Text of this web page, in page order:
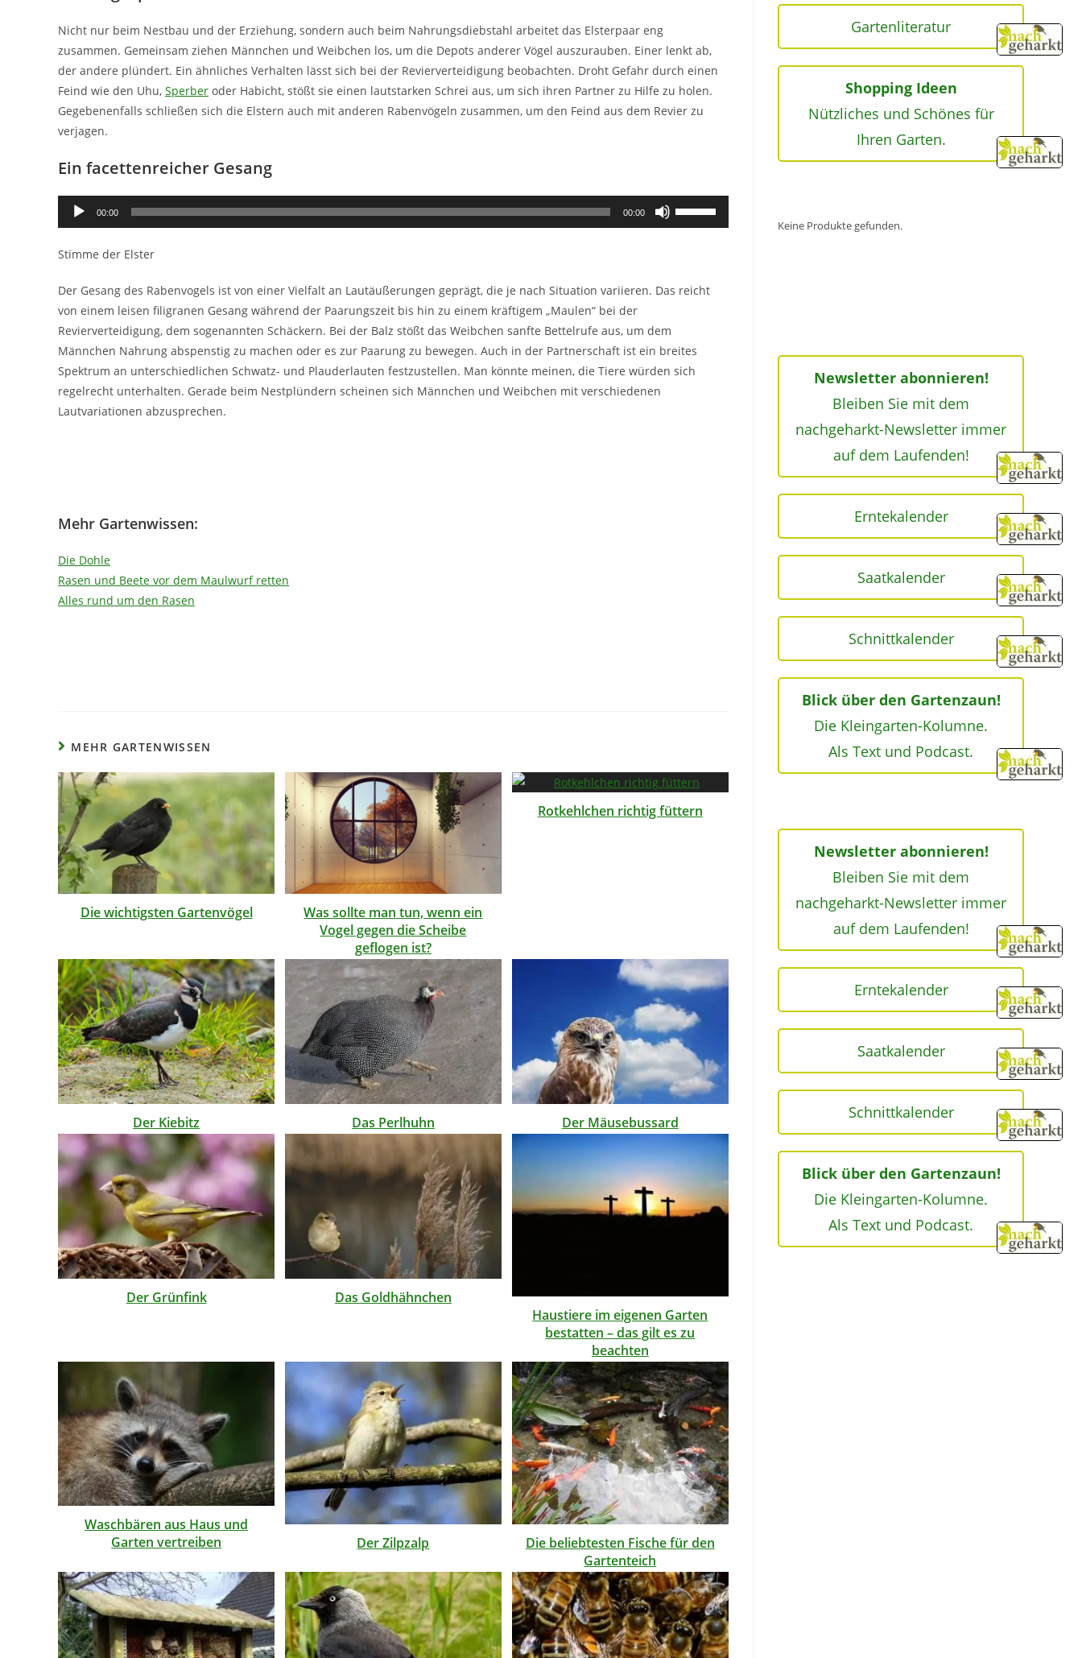
Nicht nur beim Nestbau und der Erziehung, sondern auch beim Nahrungsdiebstahl arbeitet das Elsterpaar eng
zusammen. Gemeinsam ziehen Männchen und Weibchen los, um die Depots anderer Vögel auszurauben. Einer lenkt ab,
der andere plündert. Ein ähnliches Verhalten lässt sich bei der Revierverteidigung beobachten. Droht Gefahr durch einen
Feind wie den Uhu, Sperber oder Habicht, stößt sie einen lautstarken Schrei aus, um sich ihren Partner zu Hilfe zu holen.
Gegebenenfalls schließen sich die Elstern auch mit anderen Rabenvögeln zusammen, um den Feind aus dem Revier zu
verjagen.
Ein facettenreicher Gesang
Audio-
Player
00:00 00:00
regeln.
Stimme der Elster
Der Gesang des Rabenvogels ist von einer Vielfalt an Lautäußerungen geprägt, die je nach Situation variieren. Das reicht
von einem leisen filigranen Gesang während der Paarungszeit bis hin zu einem kräftigem „Maulen“ bei der
Revierverteidigung, dem sogenannten Schäckern. Bei der Balz stößt das Weibchen sanfte Bettelrufe aus, um dem
Männchen Nahrung abspenstig zu machen oder es zur Paarung zu bewegen. Auch in der Partnerschaft ist ein breites
Spektrum an unterschiedlichen Schwatz- und Plauderlauten festzustellen. Man könnte meinen, die Tiere würden sich
regelrecht unterhalten. Gerade beim Nestplündern scheinen sich Männchen und Weibchen mit verschiedenen
Lautvariationen abzusprechen.
Mehr Gartenwissen:
Die Dohle
Rasen und Beete vor dem Maulwurf retten
Alles rund um den Rasen
MEHR GARTENWISSEN
Die wichtigsten Gartenvögel
Was sollte man tun, wenn ein
Vogel gegen die Scheibe
geflogen ist?
Rotkehlchen richtig füttern
Der Kiebitz Das Perlhuhn Der Mäusebussard
Der Grünfink
Das Goldhähnchen
Haustiere im eigenen Garten
bestatten – das gilt es zu
beachten
Waschbären aus Haus und
Garten vertreiben
Der Zilpzalp
Die beliebtesten Fische für den
Gartenteich
Gartenliteratur
Shopping Ideen
Nützliches und Schönes für
Ihren Garten.
Keine Produkte gefunden.
Newsletter abonnieren!
Bleiben Sie mit dem
nachgeharkt-Newsletter immer
auf dem Laufenden!
Erntekalender
Saatkalender
Schnittkalender
Blick über den Gartenzaun!
Die Kleingarten-Kolumne.
Als Text und Podcast.
Newsletter abonnieren!
Bleiben Sie mit dem
nachgeharkt-Newsletter immer
auf dem Laufenden!
Erntekalender
Saatkalender
Schnittkalender
Blick über den Gartenzaun!
Die Kleingarten-Kolumne.
Als Text und Podcast.